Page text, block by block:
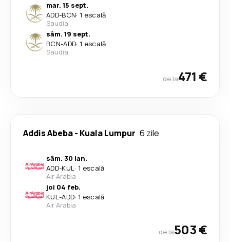
mar. 15 sept.
ADD-BCN· 1 escală
Saudia
sâm. 19 sept.
BCN-ADD· 1 escală
Saudia
de la471 €
Addis Abeba- Kuala Lumpur 6 zile
sâm. 30 ian.
ADD-KUL· 1 escală
Air Arabia
joi 04 feb.
KUL-ADD· 1 escală
Air Arabia
de la503 €